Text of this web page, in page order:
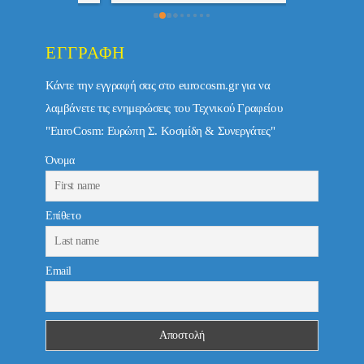
ΕΓΓΡΑΦΉ
Κάντε την εγγραφή σας στο eurocosm.gr για να
λαμβάνετε τις ενημερώσεις του Τεχνικού Γραφείου
"EuroCosm: Ευρώπη Σ. Κοσμίδη & Συνεργάτες"
Όνομα
Επίθετο
Email